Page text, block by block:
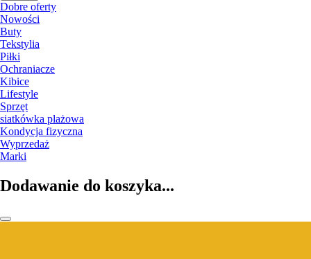
Dobre oferty
Nowości
Buty
Tekstylia
Piłki
Ochraniacze
Kibice
Lifestyle
Sprzęt
siatkówka plażowa
Kondycja fizyczna
Wyprzedaż
Marki
Dodawanie do koszyka...